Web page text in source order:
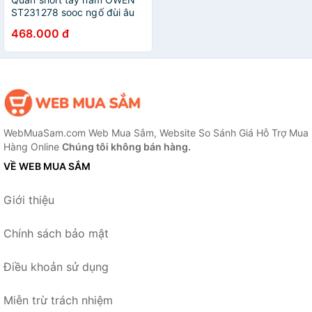
ST231278 sooc ngố đùi âu
cao cấp mềm mát dáng slim
fit ôm vừa ôm vừa
468.000 đ
WebMuaSam.com Web Mua Sắm, Website So Sánh Giá Hỗ Trợ Mua
Hàng Online Chúng tôi không bán hàng.
VỀ WEB MUA SẮM
Giới thiệu
Chính sách bảo mật
Điều khoản sử dụng
Miễn trừ trách nhiệm